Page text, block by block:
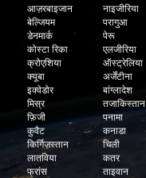
आज़रबाइजान
बेल्जियम
डेनमार्क
कोस्टा रिका
क्रोएशिया
क्यूबा
इक्वेडोर
मिस्र
फ़िजी
कुवैट
किर्गिज़स्तान
लातविया
फ्रांस
नाइजीरिया
परागुआ
पेरू
एलजीरिया
ऑस्ट्रेलिया
अर्जेंटीना
बांग्लादेश
तजाकिस्तान
पनामा
कनाडा
चिली
कतर
ताइवान